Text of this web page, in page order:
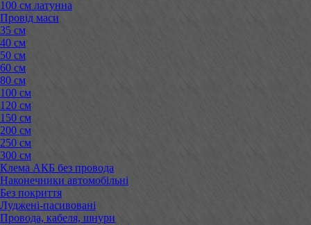
100 см латунна
Провід маси
35 см
40 см
50 см
60 см
80 см
100 см
120 см
150 см
200 см
250 см
300 см
Клема АКБ без провода
Наконечники автомобільні
Без покриття
Луджені-пасивовані
Провода, кабеля, шнури